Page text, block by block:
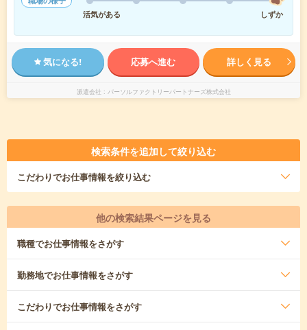
活気がある
しずか
気になる! 応募へ進む 詳しく見る
派遣会社 パーソルファクトリーパートナーズ株式会社
検索条件を追加して絞り込む
こだわりでお仕事情報を絞り込む
他の検索結果ページを見る
職種でお仕事情報をさがす
勤務地でお仕事情報をさがす
こだわりでお仕事情報をさがす